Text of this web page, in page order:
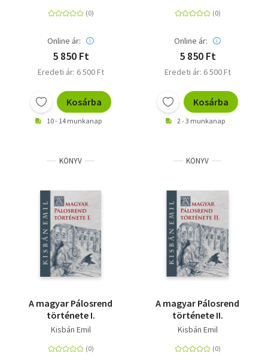
Online ár:
5 850 Ft
Eredeti ár: 6 500 Ft
Kosárba
10 - 14 munkanap
Online ár:
5 850 Ft
Eredeti ár: 6 500 Ft
Kosárba
2 - 3 munkanap
KÖNYV
A magyar Pálosrend
története I.
Kisbán Emil
KÖNYV
A magyar Pálosrend
története II.
Kisbán Emil